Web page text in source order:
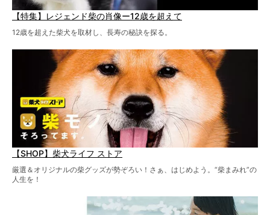
【特集】レジェンド柴の肖像ー12歳を超えて
12歳を超えた柴犬を取材し、長寿の秘訣を探る。
【SHOP】柴犬ライフ ストア
厳選＆オリジナルの柴グッズが勢ぞろい！さぁ、はじめよう。“柴まみれ”の
人生を！